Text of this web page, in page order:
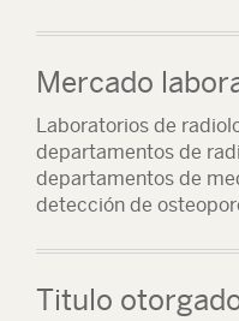
Mercado
Laboratorios de
departamentos de
departamentos de
detección de
Titulo